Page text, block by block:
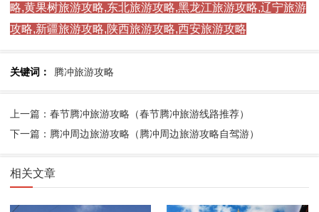
略,黄果树旅游攻略,东北旅游攻略,黑龙江旅游攻略,辽宁旅游
攻略,新疆旅游攻略,陕西旅游攻略,西安旅游攻略
关键词： 腾冲旅游攻略
上一篇：春节腾冲旅游攻略（春节腾冲旅游线路推荐）
下一篇：腾冲周边旅游攻略（腾冲周边旅游攻略自驾游）
相关文章